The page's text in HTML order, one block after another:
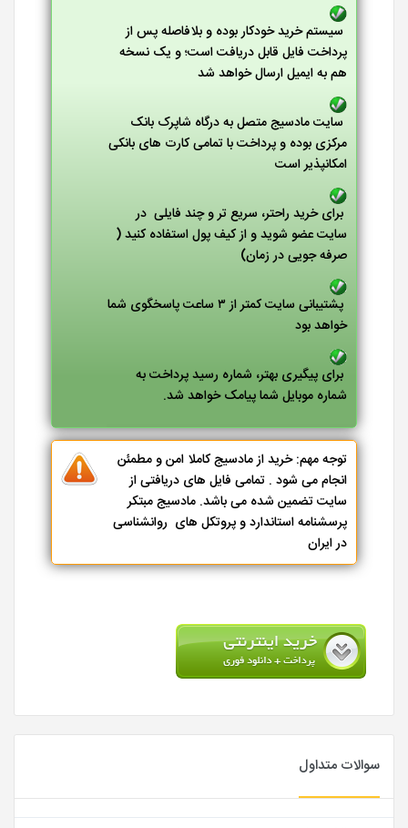
سیستم خرید خودکار بوده و بلافاصله پس از
پرداخت فایل قابل دریافت است؛ و یک نسخه
هم به ایمیل ارسال خواهد شد
سایت مادسیج متصل به درگاه شاپرک بانک
مرکزی بوده و پرداخت با تمامی کارت های بانکی
امکانپذیر است
برای خرید راحتر، سریع تر و چند فایلی در
سایت عضو شوید و از کیف پول استفاده کنید (
صرفه جویی در زمان)
پشتیبانی سایت کمتر از ۳ ساعت پاسخگوی شما
خواهد بود
برای پیگیری بهتر، شماره رسید پرداخت به
شماره موبایل شما پیامک خواهد شد.
توجه مهم: خرید از مادسیج کاملا امن و مطمئن
انجام می شود . تمامی فایل های دریافتی از
سایت تضمین شده می باشد. مادسیج مبتکر
پرسشنامه استاندارد و پروتکل های روانشناسی
در ایران
سوالات متداول